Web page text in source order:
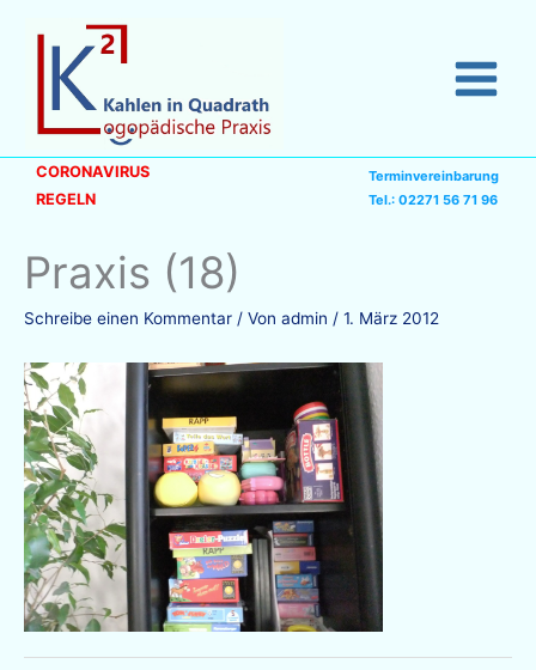
springen
CORONAVIRUS
REGELN
Terminvereinbarung
Tel.: 02271 56 71 96
Praxis (18)
Schreibe einen Kommentar / Von admin / 1. März 2012